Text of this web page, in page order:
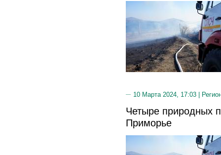
10 Марта 2024, 17:03 |
Четыре природных
Приморье